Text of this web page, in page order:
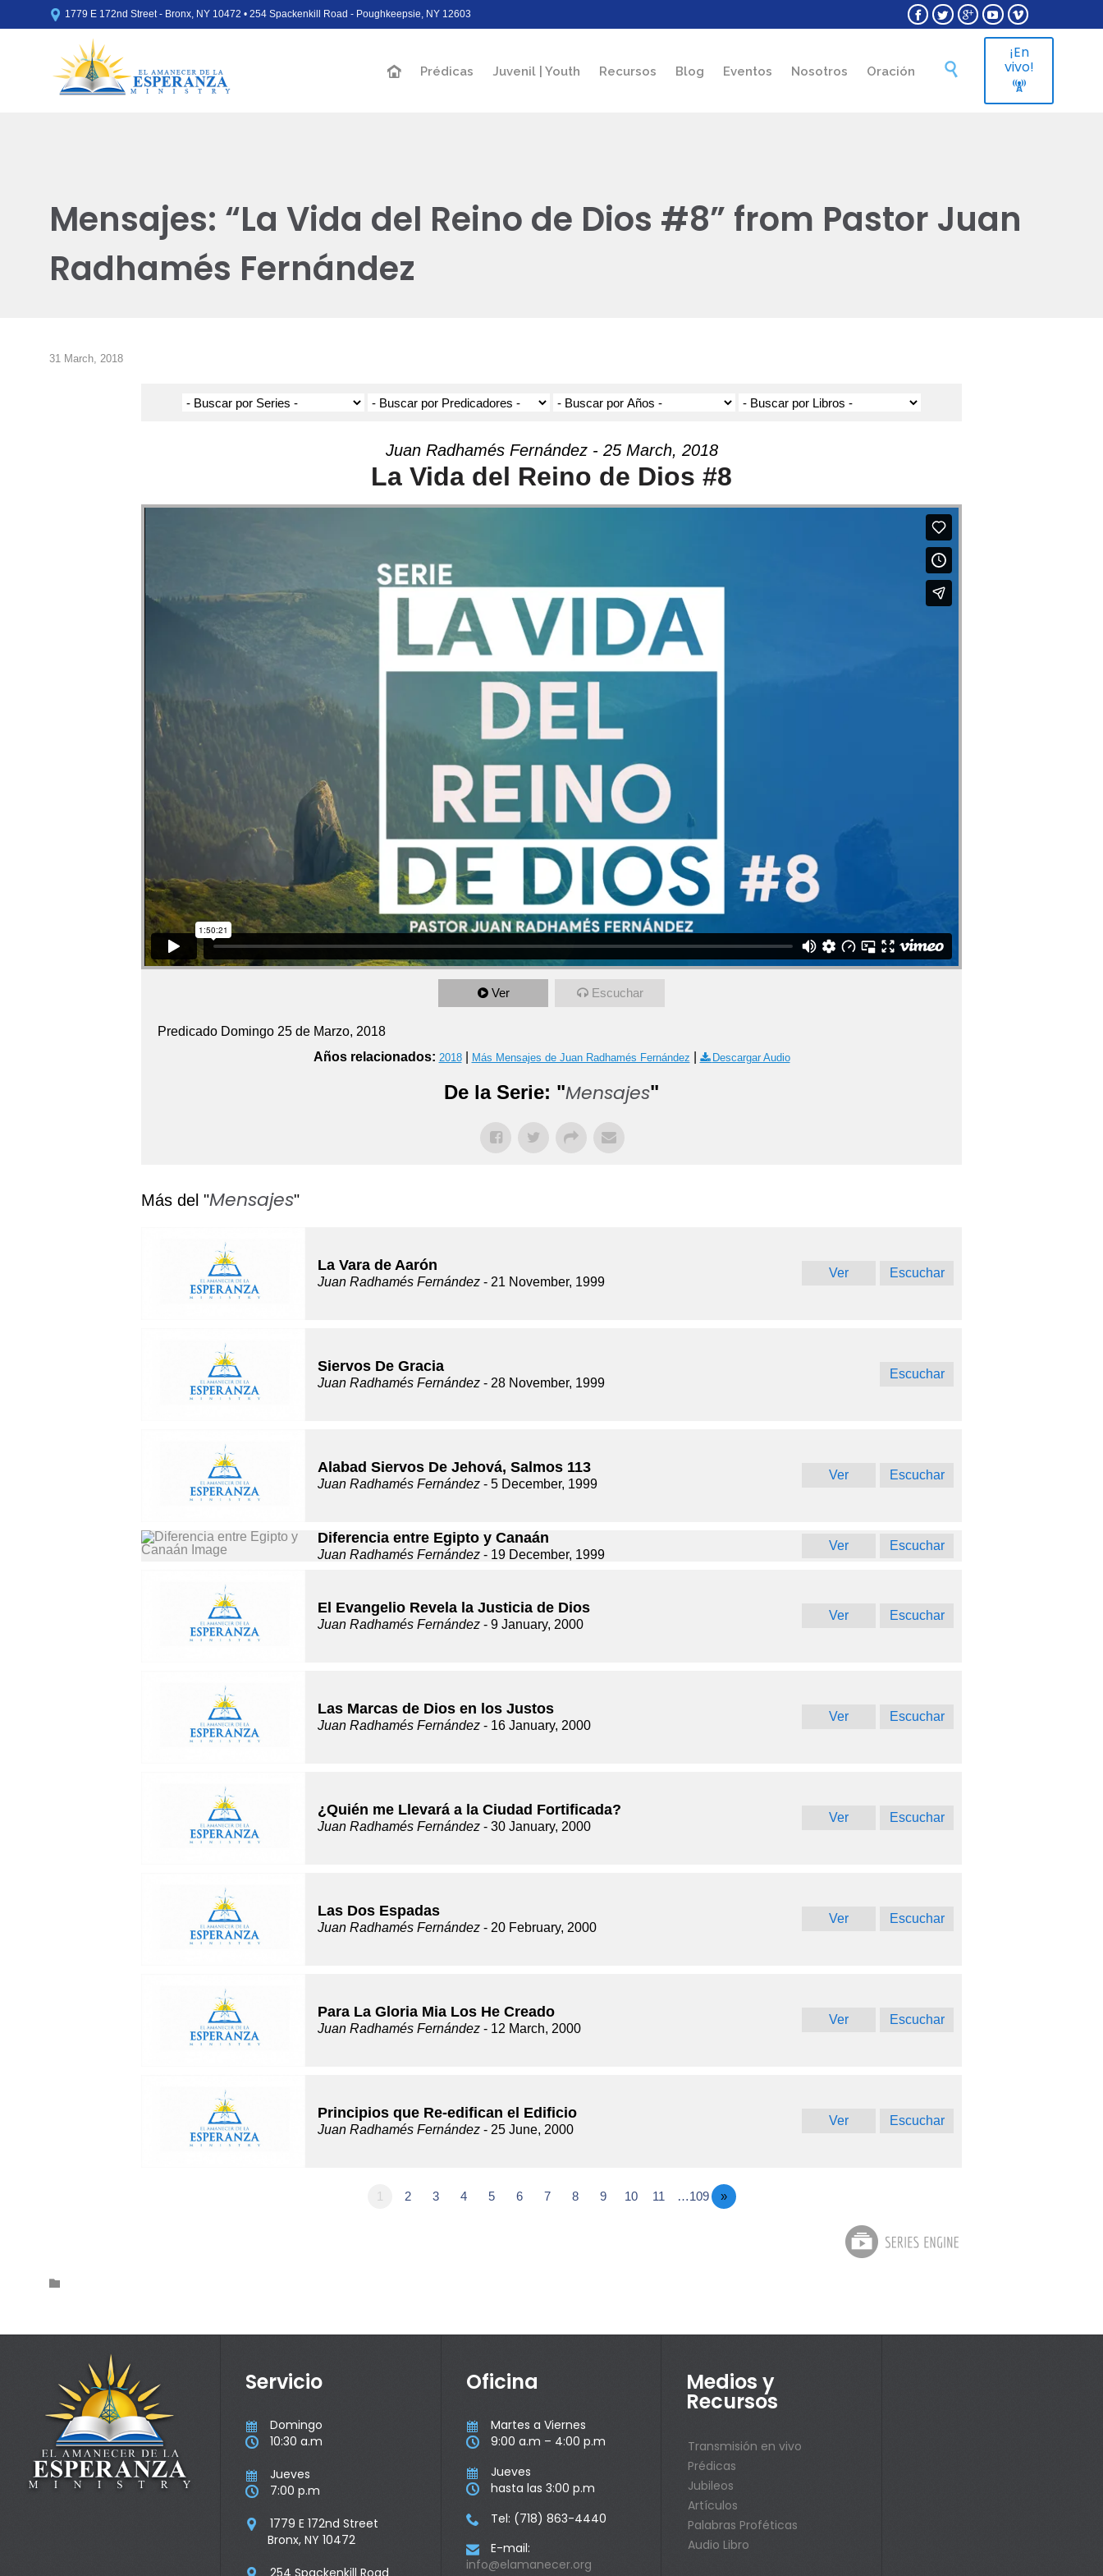
 1779 E 172nd Street - Bronx, NY 10472 • 254 Spackenkill Road - Poughkeepsie, NY 12603     
Skip
Prédicas Juvenil | Youth Recursos Blog Eventos Nosotros Oración 
¡En
vivo!

Mensajes: “La Vida del Reino de Dios #8” from Pastor Juan
Radhamés Fernández
31 March, 2018
Juan Radhamés Fernández - 25 March, 2018
La Vida del Reino de Dios #8
Ver Escuchar
Predicado Domingo 25 de Marzo, 2018
Años relacionados: 2018| Más Mensajes de Juan Radhamés Fernández Descargar Audio
De la Serie: "Mensajes"
Más del "Mensajes"
La Vara de Aarón
Juan Radhamés Fernández - 21 November, 1999
Ver Escuchar
Siervos De Gracia
Juan Radhamés Fernández - 28 November, 1999
Escuchar
Alabad Siervos De Jehová, Salmos 113
Juan Radhamés Fernández - 5 December, 1999
Ver Escuchar
Diferencia entre Egipto y Canaán
Juan Radhamés Fernández - 19 December, 1999
Ver Escuchar
El Evangelio Revela la Justicia de Dios
Juan Radhamés Fernández - 9 January, 2000
Ver Escuchar
Las Marcas de Dios en los Justos
Juan Radhamés Fernández - 16 January, 2000
Ver Escuchar
¿Quién me Llevará a la Ciudad Fortificada?
Juan Radhamés Fernández - 30 January, 2000
Ver Escuchar
Las Dos Espadas
Juan Radhamés Fernández - 20 February, 2000
Ver Escuchar
Para La Gloria Mia Los He Creado
Juan Radhamés Fernández - 12 March, 2000
Ver Escuchar
Principios que Re-edifican el Edificio
Juan Radhamés Fernández - 25 June, 2000
Ver Escuchar
1 2 3 4 5 6 7 8 9 10 11 …109 »

Servicio
 Domingo
 10:30 a.m
 Jueves
 7:00 p.m

1779 E 172nd Street
Bronx, NY 10472
254 Spackenkill Road
Oficina
 Martes a Viernes
 9:00 a.m – 4:00 p.m
 Jueves
 hasta las 3:00 p.m
 Tel: (718) 863-4440

E-mail:
info@elamanecer.org
Medios y
Recursos
Transmisión en vivo
Prédicas
Jubileos
Artículos
Palabras Proféticas
Audio Libro